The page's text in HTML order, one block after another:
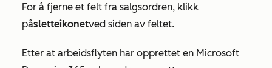
For å fjerne et felt fra salgsordren, klikk
påsletteikonetved siden av feltet.
Etter at arbeidsflyten har opprettet en Microsoft